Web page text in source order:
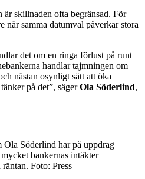
skillnaden ofta begränsad. För
när samma datumval påverkar stora
det om en ringa förlust på runt
handlar tajmningen om
nästan osynligt sätt att öka
på det”, sägerOla Söderlind,
Ola Söderlind har på uppdrag
bankernas intäkter
Foto: Press